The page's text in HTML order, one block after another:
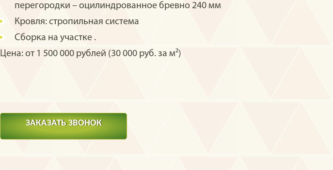
перегородки – оцилиндрованное бревно 240 мм
Кровля: стропильная система
Сборка на участке .
Цена: от 1 500 000 рублей (30 000 руб. за м²)
ЗАКАЗАТЬ ЗВОНОК